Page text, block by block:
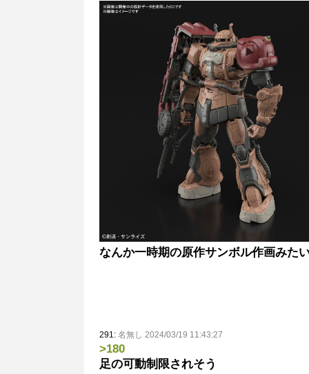
なんか一時期の原作サンボル作画みた
291: 名無し 2024/03/19 11:43:27
>180
足の可動制限されそう